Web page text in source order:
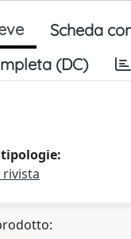
Scheda
(DC)
rivista